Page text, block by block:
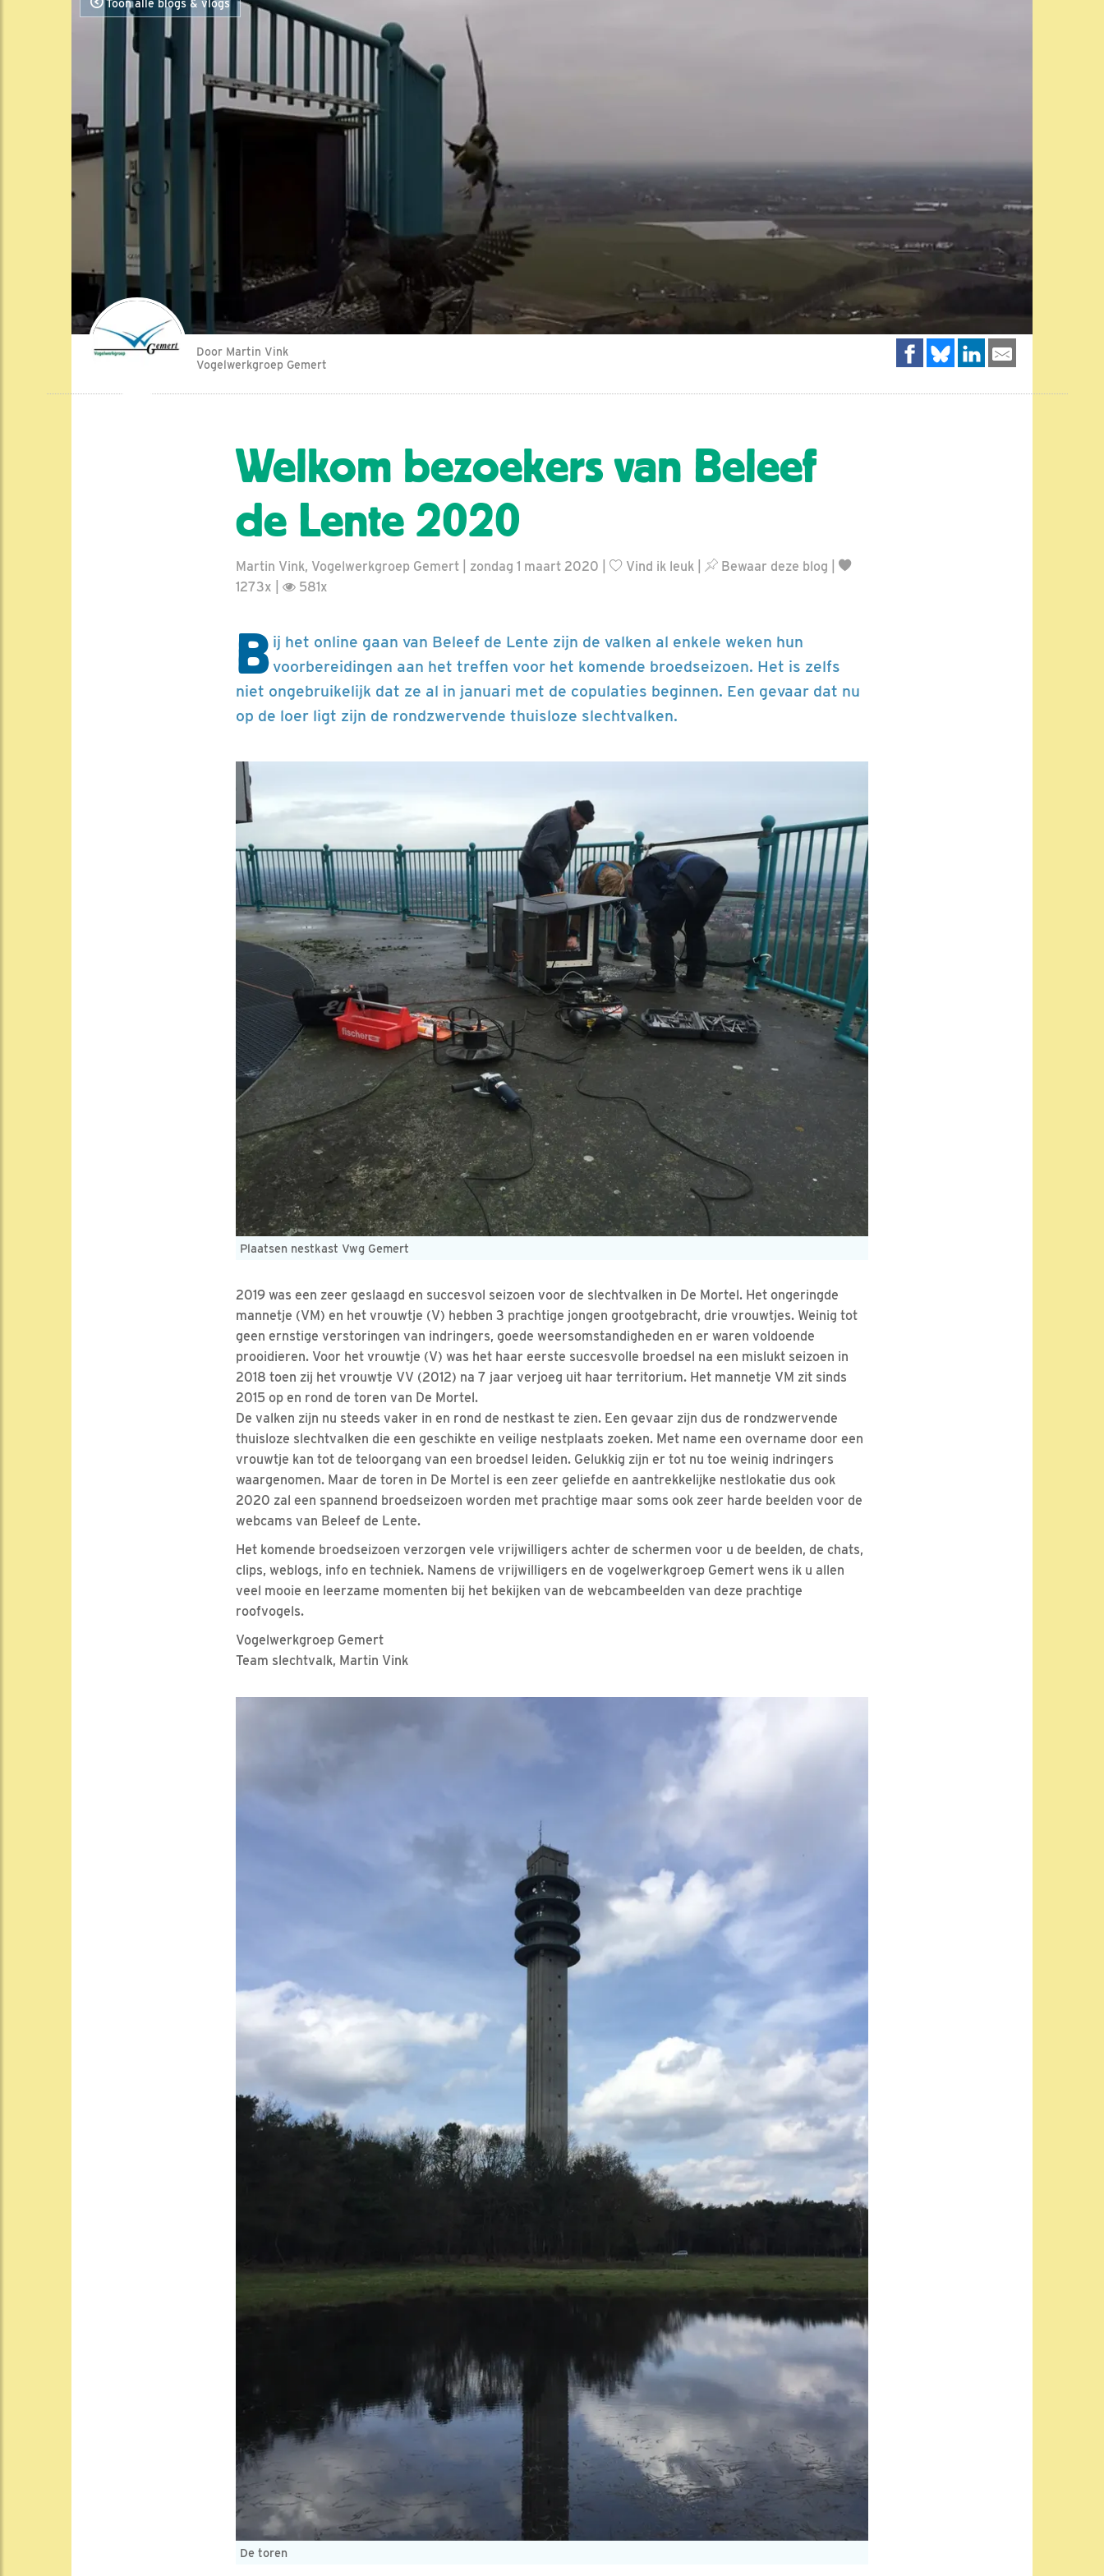
Toon alle blogs & vlogs
Door Martin Vink
Vogelwerkgroep Gemert
Welkom bezoekers van Beleef
de Lente 2020
Martin Vink, Vogelwerkgroep Gemert | zondag 1 maart 2020 | Vind ik leuk Bewaar deze blog
1273x |
581x
B ij het online gaan van Beleef de Lente zijn de valken al enkele weken hun
voorbereidingen aan het treffen voor het komende broedseizoen. Het is zelfs
niet ongebruikelijk dat ze al in januari met de copulaties beginnen. Een gevaar dat nu
op de loer ligt zijn de rondzwervende thuisloze slechtvalken.
Plaatsen nestkast Vwg Gemert
2019 was een zeer geslaagd en succesvol seizoen voor de slechtvalken in De Mortel. Het ongeringde
mannetje (VM) en het vrouwtje (V) hebben 3 prachtige jongen grootgebracht, drie vrouwtjes. Weinig tot
geen ernstige verstoringen van indringers, goede weersomstandigheden en er waren voldoende
prooidieren. Voor het vrouwtje (V) was het haar eerste succesvolle broedsel na een mislukt seizoen in
2018 toen zij het vrouwtje VV (2012) na 7 jaar verjoeg uit haar territorium. Het mannetje VM zit sinds
2015 op en rond de toren van De Mortel.
De valken zijn nu steeds vaker in en rond de nestkast te zien. Een gevaar zijn dus de rondzwervende
thuisloze slechtvalken die een geschikte en veilige nestplaats zoeken. Met name een overname door een
vrouwtje kan tot de teloorgang van een broedsel leiden. Gelukkig zijn er tot nu toe weinig indringers
waargenomen. Maar de toren in De Mortel is een zeer geliefde en aantrekkelijke nestlokatie dus ook
2020 zal een spannend broedseizoen worden met prachtige maar soms ook zeer harde beelden voor de
webcams van Beleef de Lente.
Het komende broedseizoen verzorgen vele vrijwilligers achter de schermen voor u de beelden, de chats,
clips, weblogs, info en techniek. Namens de vrijwilligers en de vogelwerkgroep Gemert wens ik u allen
veel mooie en leerzame momenten bij het bekijken van de webcambeelden van deze prachtige
roofvogels.
Vogelwerkgroep Gemert
Team slechtvalk, Martin Vink
De toren